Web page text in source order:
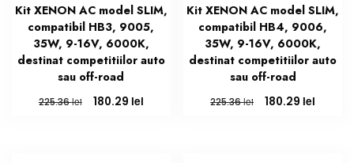
Kit XENON AC model SLIM,
compatibil HB3, 9005,
35W, 9-16V, 6000K,
destinat competitiilor auto
sau off-road
225.36lei
Prețul
180.29 leiPrețul
Kit XENON AC model SLIM,
compatibil HB4, 9006,
35W, 9-16V, 6000K,
destinat competitiilor auto
sau off-road
225.36lei
Prețul
180.29 lei